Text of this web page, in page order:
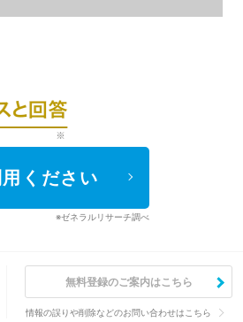
ください
※ゼネラルリサーチ調べ
無料登録のご案内はこちら
情報の誤りや削除などのお問い合わせはこちら